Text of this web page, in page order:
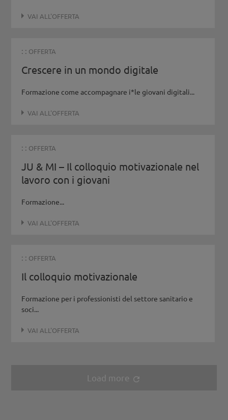
VAI ALL'OFFERTA
: : OFFERTA
Crescere in un mondo digitale
Formazione come accompagnare i*le giovani digitali...
VAI ALL'OFFERTA
: : OFFERTA
JU & MI – Il colloquio motivazionale nel
lavoro con i giovani
Formazione...
VAI ALL'OFFERTA
: : OFFERTA
Il colloquio motivazionale
Formazione per i professionisti del settore sanitario e
soci...
VAI ALL'OFFERTA
Load more refresh